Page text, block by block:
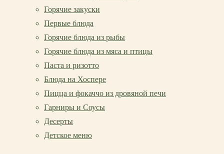
Горячие закуски
Первые блюда
Горячие блюда из рыбы
Горячие блюда из мяса и птицы
Паста и ризотто
Блюда на Хоспере
Пицца и фокаччо из дровяной печи
Гарниры и Соусы
Десерты
Детское меню